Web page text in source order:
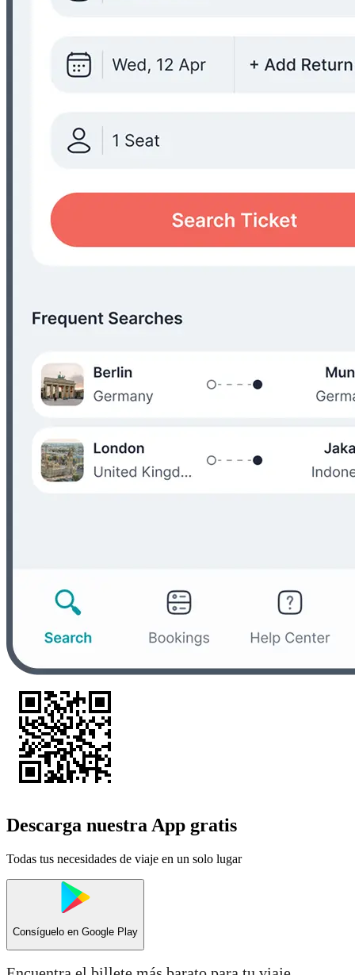
Descarga nuestra App gratis
Todas tus necesidades de viaje en un solo lugar
Consíguelo en Google Play